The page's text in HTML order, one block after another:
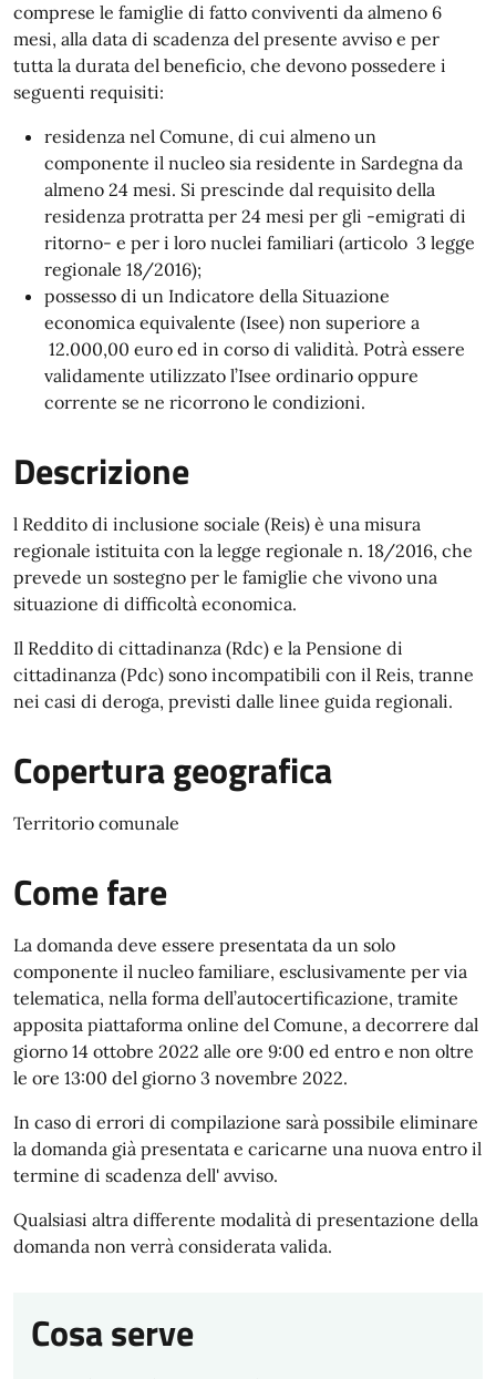
comprese le famiglie di fatto conviventi da almeno 6
mesi, alla data di scadenza del presente avviso e per
tutta la durata del beneficio, che devono possedere i
seguenti requisiti:
residenza nel Comune, di cui almeno un
componente il nucleo sia residente in Sardegna da
almeno 24 mesi. Si prescinde dal requisito della
residenza protratta per 24 mesi per gli -emigrati di
ritorno- e per i loro nuclei familiari (articolo 3 legge
regionale 18/2016);
possesso di un Indicatore della Situazione
economica equivalente (Isee) non superiore a
12.000,00 euro ed in corso di validità. Potrà essere
validamente utilizzato l’Isee ordinario oppure
corrente se ne ricorrono le condizioni.
Descrizione
l Reddito di inclusione sociale (Reis) è una misura
regionale istituita con la legge regionale n. 18/2016, che
prevede un sostegno per le famiglie che vivono una
situazione di difficoltà economica.
Il Reddito di cittadinanza (Rdc) e la Pensione di
cittadinanza (Pdc) sono incompatibili con il Reis, tranne
nei casi di deroga, previsti dalle linee guida regionali.
Copertura geografica
Territorio comunale
Come fare
La domanda deve essere presentata da un solo
componente il nucleo familiare, esclusivamente per via
telematica, nella forma dell’autocertificazione, tramite
apposita piattaforma online del Comune, a decorrere dal
giorno 14 ottobre 2022 alle ore 9:00 ed entro e non oltre
le ore 13:00 del giorno 3 novembre 2022.
In caso di errori di compilazione sarà possibile eliminare
la domanda già presentata e caricarne una nuova entro il
termine di scadenza dell' avviso.
Qualsiasi altra differente modalità di presentazione della
domanda non verrà considerata valida.
Cosa serve